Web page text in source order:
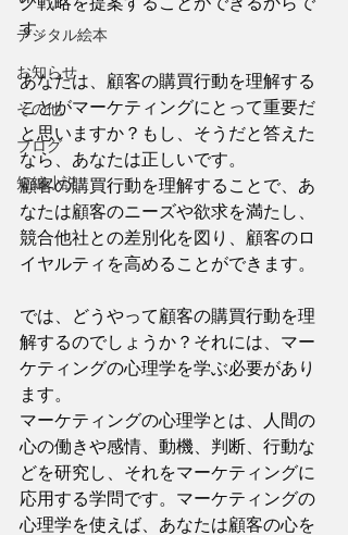
デジタル絵本
お知らせ
その他
ブログ
短編小説
す。
あなたは、顧客の購買行動を理解する
ことがマーケティングにとって重要だ
と思いますか？もし、そうだと答えた
なら、あなたは正しいです。
顧客の購買行動を理解することで、あ
なたは顧客のニーズや欲求を満たし、
競合他社との差別化を図り、顧客のロ
イヤルティを高めることができます。
では、どうやって顧客の購買行動を理
解するのでしょうか？それには、マー
ケティングの心理学を学ぶ必要があり
ます。
マーケティングの心理学とは、人間の
心の働きや感情、動機、判断、行動な
どを研究し、それをマーケティングに
応用する学問です。マーケティングの
心理学を使えば、あなたは顧客の心を